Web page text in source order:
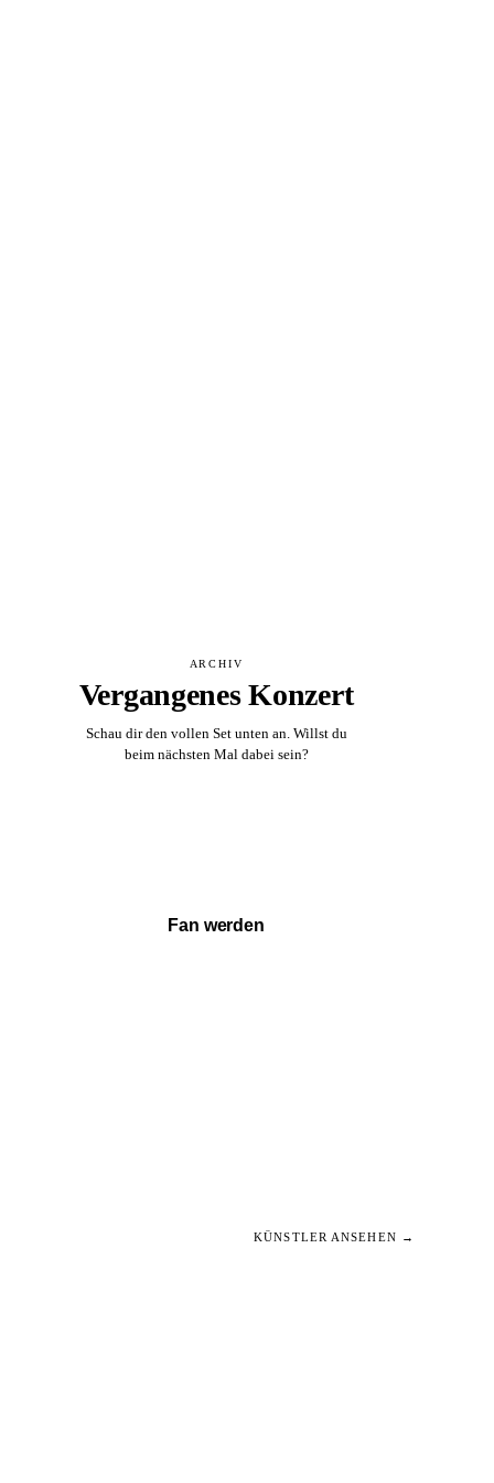
ARCHIV
Vergangenes Konzert
Schau dir den vollen Set unten an. Willst du
beim nächsten Mal dabei sein?
Fan werden
KÜNSTLER ANSEHEN →